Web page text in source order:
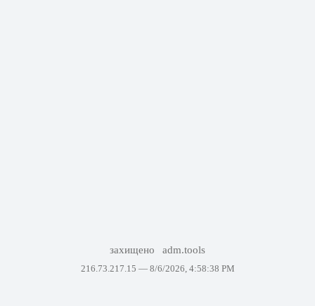
захищено adm.tools
216.73.217.15 — 8/6/2026, 4:58:38 PM